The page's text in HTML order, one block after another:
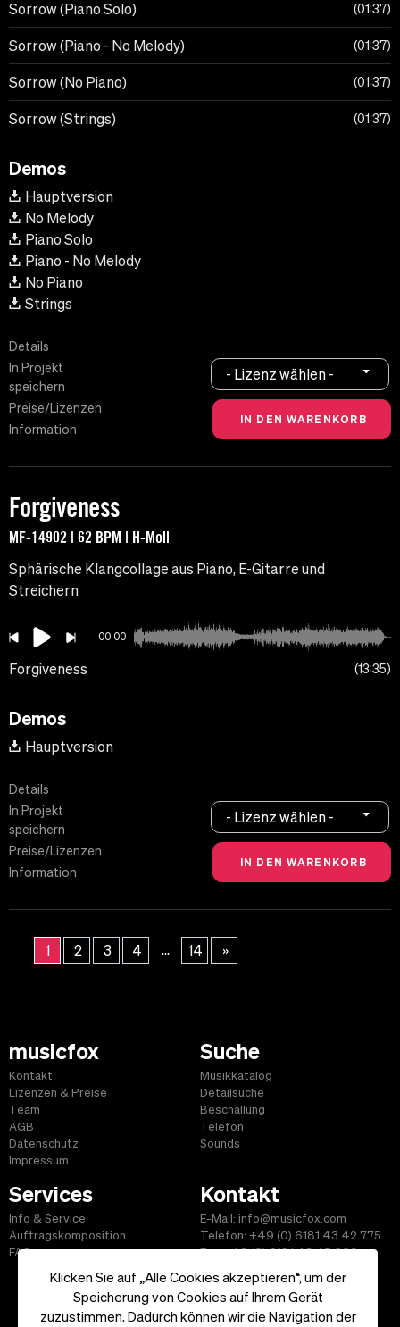
Klicken Sie auf „Alle Cookies akzeptieren“, um der
Speicherung von Cookies auf Ihrem Gerät
zuzustimmen. Dadurch können wir die Navigation der
Sorrow (Piano Solo) 01:37
Sorrow (Piano - No Melody) 01:37
Sorrow (No Piano) 01:37
Sorrow (Strings) 01:37
Demos
Hauptversion
No Melody
Piano Solo
Piano - No Melody
No Piano
Strings
Details
In Projekt
speichern
Preise/Lizenzen
Information
- Lizenz wählen -
Forgiveness
MF-14902 | 62 BPM | H-Moll
Sphärische Klangcollage aus Piano, E-Gitarre und
Streichern
00:00
Forgiveness 13:35
Demos
Hauptversion
Details
In Projekt
speichern
Preise/Lizenzen
Information
- Lizenz wählen -
1 2 3 4 ... 14 »
musicfox
Kontakt
Lizenzen & Preise
Team
AGB
Datenschutz
Impressum
Suche
Musikkatalog
Detailsuche
Beschallung
Telefon
Sounds
Services
Info & Service
Auftragskomposition
FAQ
Kontakt
E-Mail: info@musicfox.com
Telefon: +49 (0) 6181 43 42 775
Fax: +49 (0) 6181 43 45 609